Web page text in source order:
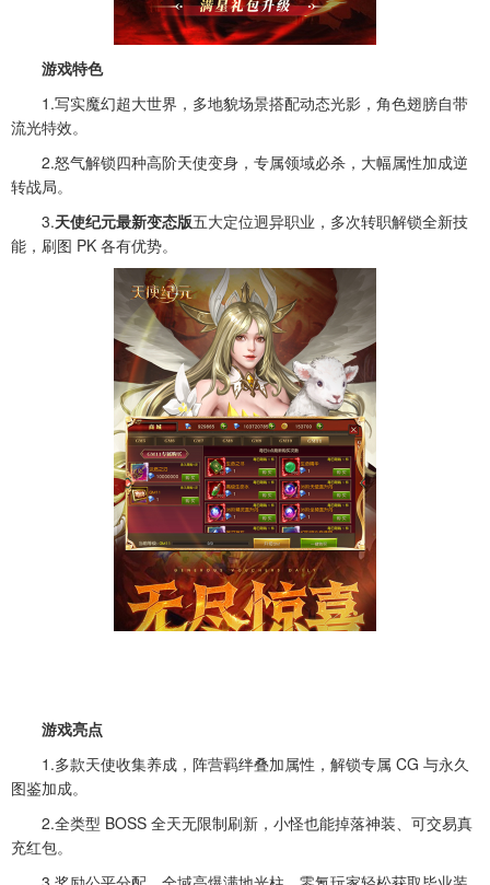
游戏特色
1.写实魔幻超大世界，多地貌场景搭配动态光影，角色翅膀自带
流光特效。
2.怒气解锁四种高阶天使变身，专属领域必杀，大幅属性加成逆
转战局。
3.天使纪元最新变态版五大定位迥异职业，多次转职解锁全新技
能，刷图 PK 各有优势。
游戏亮点
1.多款天使收集养成，阵营羁绊叠加属性，解锁专属 CG 与永久
图鉴加成。
2.全类型 BOSS 全天无限制刷新，小怪也能掉落神装、可交易真
充红包。